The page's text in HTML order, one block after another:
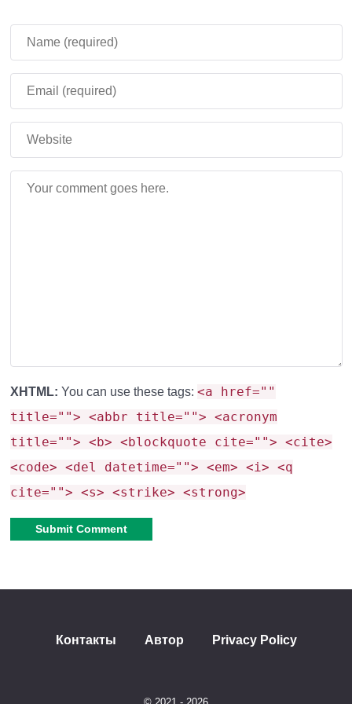
Minecraft PE 1.21.60.24
Исправили отображение Высокой травы при
выращивании её на блоке Мха из Костной муки.
Стабилизировали изображение камеры
пользовательском интерфейсе.
Устранили ошибку сброса аккаунта на устройствах
Switch.
Устранили ошибку генерации Ям вместо
Травяных блоков в Деревнях саванн.
Если остановиться перед смертью игра не
PE 1.21.60.24
XHTML: You can use these tags: <a href=""
title=""> <abbr title=""> <acronym
title=""> <b> <blockquote cite=""> <cite>
<code> <del datetime=""> <em> <i> <q
cite=""> <s> <strike> <strong>
Контакты Автор Privacy Policy